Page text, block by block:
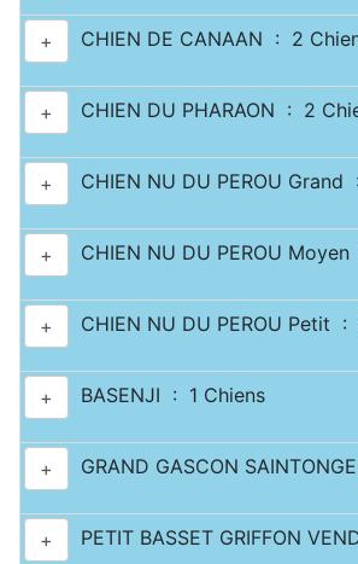
+ CHIEN DE CANAAN : 2
+ CHIEN DU PHARAON : 2
+ CHIEN NU DU PEROU
+ CHIEN NU DU PEROU
+ CHIEN NU DU PEROU Petit :
+ BASENJI : 1 Chiens
+ GRAND GASCON
+ PETIT BASSET GRIFFON